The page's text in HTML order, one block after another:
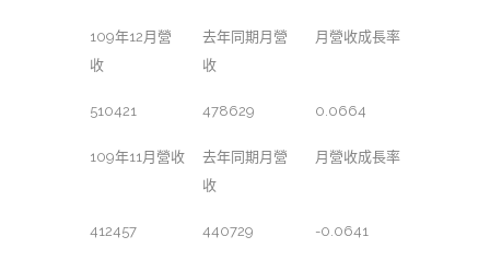
109年12月營
收
去年同期月營
收
月營收成長率
510421 478629 0.0664
109年11月營收
去年同期月營
收
月營收成長率
412457 440729 -0.0641